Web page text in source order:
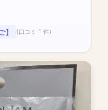
】 (口コミ 1 件)